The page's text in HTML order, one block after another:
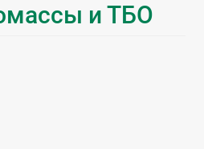
и ТБО